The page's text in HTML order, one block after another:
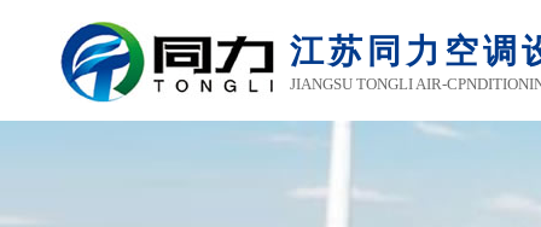
江苏同力空调
JIANGSU TONGLI AIR-